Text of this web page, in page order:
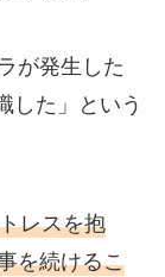
が発生した
した」という
レスを抱
を続けるこ